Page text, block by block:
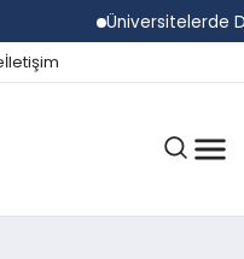
Üniversitelerde
İletişim